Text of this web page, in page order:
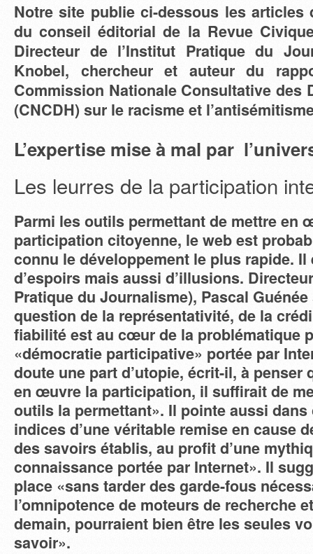
Notre site publie ci-dessous les articles
du conseil éditorial de la Revue
Directeur de l’Institut Pratique du
Knobel, chercheur et auteur du
Commission Nationale Consultative des
(CNCDH) sur le racisme et
L’expertise mise à mal par
Les leurres de la participation
Parmi les outils permettant de mettre en
participation citoyenne, le web est
connu le développement le plus rapide. Il
d’espoirs mais aussi d’illusions.
Pratique du Journalisme), Pascal
question de la représentativité, de la
fiabilité est au cœur de la problématique
«démocratie participative» portée par
doute une part d’utopie, écrit-il, à penser
en œuvre la participation, il suffirait de
outils la permettant». Il pointe aussi
indices d’une véritable remise en cause
des savoirs établis, au profit d’une
connaissance portée par Internet». Il
place «sans tarder des garde-fous
l’omnipotence de moteurs de recherche
demain, pourraient bien être les seules
savoir».